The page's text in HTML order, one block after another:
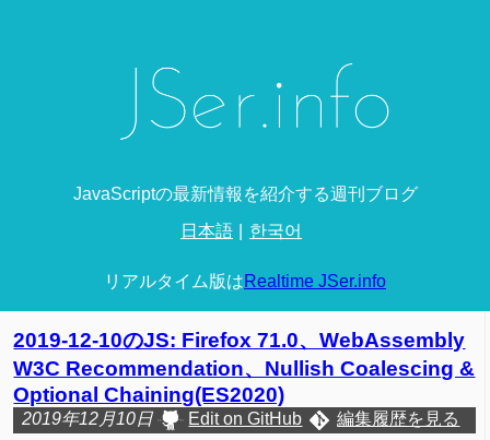
JavaScriptの最新情報を紹介する週刊ブログ
日本語 한국어
リアルタイム版はRealtime JSer.info
2019-12-10のJS: Firefox 71.0、WebAssembly
W3C Recommendation、Nullish Coalescing &
Optional Chaining(ES2020)
2019年12月10日 Edit on GitHub 編集履歴を見る